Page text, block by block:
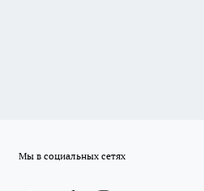
Мы в социальных сетях